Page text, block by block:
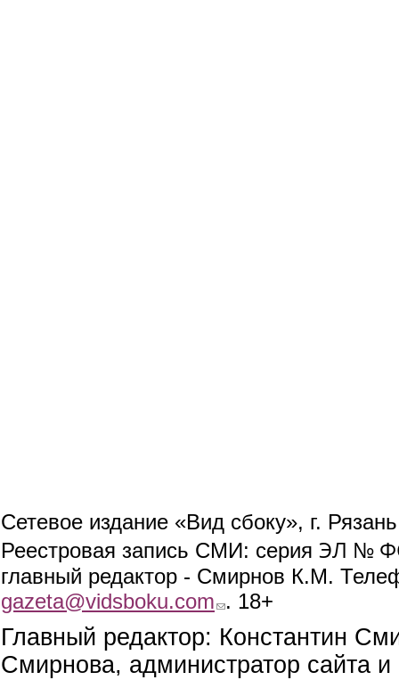
Сетевое издание «Вид сбоку», г.
Реестровая запись СМИ: серия ЭЛ №
главный редактор - Смирнов К.М.
gazeta@vidsboku.com (link sends e-mail)
. 18+
Главный редактор: Константин
Смирнова, администратор сайта